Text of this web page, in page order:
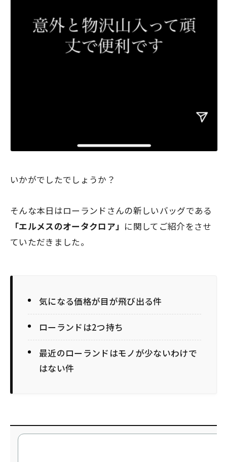
いかがでしたでしょうか？
そんな本日はローランドさんの新しいバッグである
「エルメスのオータクロア」 に関してご紹介をさせ
ていただきました。
気になる価格が目が飛び出る件
ローランドは2つ持ち
最近のローランドはモノが少ないわけで
はない件